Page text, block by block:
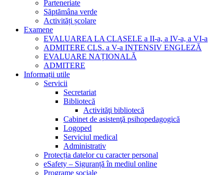
Parteneriate
Săptămâna verde
Activități școlare
Examene
EVALUAREA LA CLASELE a II-a, a IV-a, a VI-a
ADMITERE CLS. a V-a INTENSIV ENGLEZĂ
EVALUARE NAȚIONALĂ
ADMITERE
Informații utile
Servicii
Secretariat
Bibliotecă
Activităţi bibliotecă
Cabinet de asistenţă psihopedagogică
Logoped
Serviciul medical
Administrativ
Protecția datelor cu caracter personal
eSafety – Siguranță în mediul online
Programe sociale